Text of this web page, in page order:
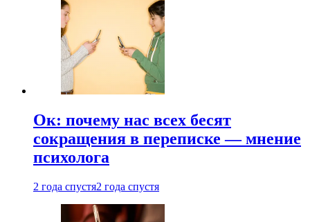
Ок: почему нас всех бесят
сокращения в переписке — мнение
психолога
2 года спустя2 года спустя